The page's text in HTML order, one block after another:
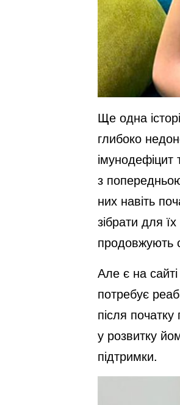
Ще одна
глибоко
з
них навіть
зібрати для
продовжують
Але є на
потребує
після
у розвитку
підтримки.